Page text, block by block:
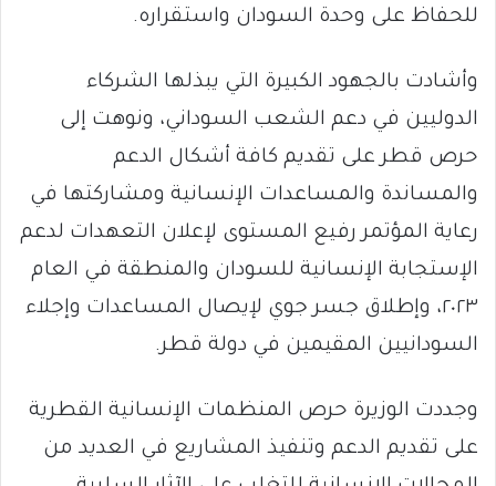
للحفاظ على وحدة السودان واستقراره.
وأشادت بالجهود الكبيرة التي يبذلها الشركاء
الدوليين في دعم الشعب السوداني، ونوهت إلى
حرص قطر على تقديم كافة أشكال الدعم
والمساندة والمساعدات الإنسانية ومشاركتها في
رعاية المؤتمر رفيع المستوى لإعلان التعهدات لدعم
الإستجابة الإنسانية للسودان والمنطقة في العام
٢٠٢٣، وإطلاق جسر جوي لإيصال المساعدات وإجلاء
السودانيين المقيمين في دولة قطر.
وجددت الوزيرة حرص المنظمات الإنسانية القطرية
على تقديم الدعم وتنفيذ المشاريع في العديد من